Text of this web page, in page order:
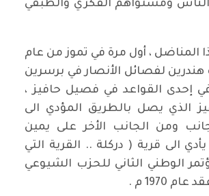
ومستواهم الفكري والطبقي
المناضل ، أول مرة في تموز من عام
هندرين لفصائل الأنصار في برسرين
إحدى القواعد في فصيل حافيز ،
الذي يصل بالطريق المؤدي الى
ومن الجانب الأخر على يمين
الى قرية ( دركلة .. القرية التي
الوطني الثاني للحزب الشيوعي
1970 م .